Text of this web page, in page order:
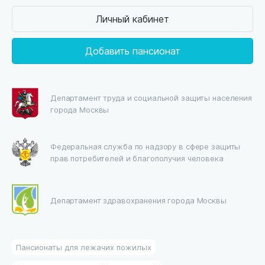
Личный кабинет
Добавить пансионат
Департамент труда и социальной защиты населения
города Москвы
Федеральная служба по надзору в сфере защиты
прав потребителей и благополучия человека
Департамент здравохранения города Москвы
Пансионаты для лежачих пожилых